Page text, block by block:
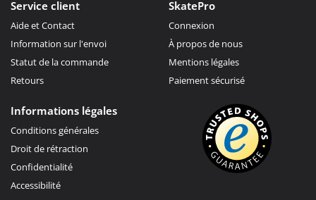
Service client
Aide et Contact
Information sur l'envoi
Statut de la commande
Retours
SkatePro
Connexion
À propos de nous
Mentions légales
Paiement sécurisé
Informations légales
Conditions générales
Droit de rétraction
Confidentialité
Accessibilité